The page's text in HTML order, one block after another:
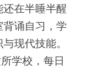
还在半睡半醒
诵自习，学
现代技能。
学校，每日